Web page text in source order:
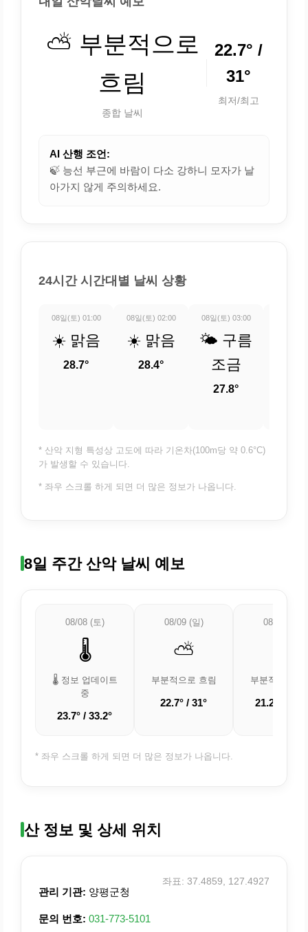
⛅ 부분적으로
흐림
종합 날씨
22.7° /
31°
최저/최고
AI 산행 조언:
🍃 능선 부근에 바람이 다소 강하니 모자가 날
아가지 않게 주의하세요.
24시간 시간대별 날씨 상황
08일(토) 01:00
☀️ 맑음
28.7°
08일(토) 02:00
☀️ 맑음
28.4°
08일(토) 03:00
🌤️ 구름
조금
27.8°
* 산악 지형 특성상 고도에 따라 기온차(100m당 약 0.6°C)
가 발생할 수 있습니다.
* 좌우 스크롤 하게 되면 더 많은 정보가 나옵니다.
8일 주간 산악 날씨 예보
08/08 (토)
🌡️
🌡️ 정보 업데이트
중
23.7° / 33.2°
08/09 (일)
⛅
부분적으로 흐림
22.7° / 31°
08/10 (월)
부분적으로 흐
21.2° /
* 좌우 스크롤 하게 되면 더 많은 정보가 나옵니다.
산 정보 및 상세 위치
관리 기관: 양평군청
문의 번호: 031-773-5101
좌표: 37.4859, 127.4927